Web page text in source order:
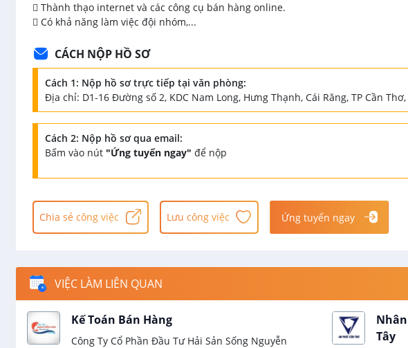
 Thành thạo internet và các công cụ bán hàng online.
 Có khả năng làm việc đội nhóm,...
CÁCH NỘP HỒ SƠ
Cách 1: Nộp hồ sơ trực tiếp tại văn phòng:
Địa chỉ: D1-16 Đường số 2, KDC Nam Long, Hưng Thạnh, Cái Răng, TP Cần
Cách 2: Nộp hồ sơ qua email:
Bấm vào nút "Ứng tuyển ngay" để nộp
Chia sẻ công việc Lưu công việc Ứng tuyển ngay
VIỆC LÀM LIÊN QUAN
Kế Toán Bán Hàng
Công Ty Cổ Phần Đầu Tư Hải Sản Sống Nguyễn
Tây